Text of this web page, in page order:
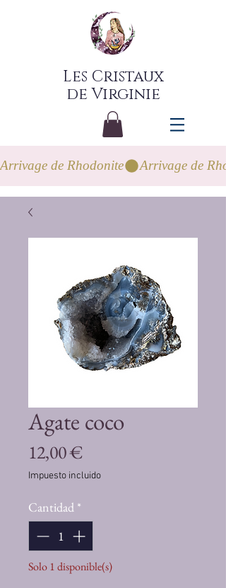
Les Cristaux
de Virginie
Arrivage de Rhodonite
Agate coco
12,00 €Precio
Impuesto incluido
Cantidad *
Solo 1 disponible(s)